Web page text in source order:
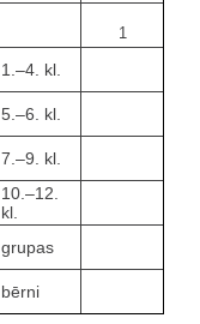
1
1.–4. kl.
5.–6. kl.
7.–9. kl.
10.–12.
kl.
grupas
bērni